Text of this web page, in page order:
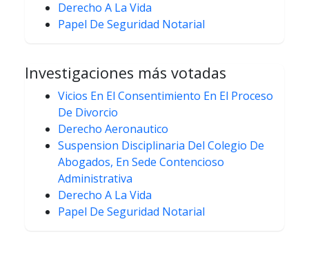
Derecho A La Vida
Papel De Seguridad Notarial
Investigaciones más votadas
Vicios En El Consentimiento En El Proceso
De Divorcio
Derecho Aeronautico
Suspension Disciplinaria Del Colegio De
Abogados, En Sede Contencioso
Administrativa
Derecho A La Vida
Papel De Seguridad Notarial